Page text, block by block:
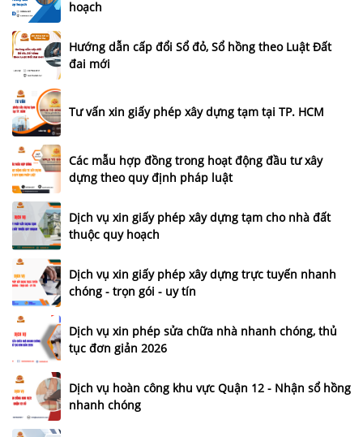
hoạch
Hướng dẫn cấp đổi Sổ đỏ, Sổ hồng theo Luật Đất
đai mới
Tư vấn xin giấy phép xây dựng tạm tại TP. HCM
Các mẫu hợp đồng trong hoạt động đầu tư xây
dựng theo quy định pháp luật
Dịch vụ xin giấy phép xây dựng tạm cho nhà đất
thuộc quy hoạch
Dịch vụ xin giấy phép xây dựng trực tuyến nhanh
chóng - trọn gói - uy tín
Dịch vụ xin phép sửa chữa nhà nhanh chóng, thủ
tục đơn giản 2026
Dịch vụ hoàn công khu vực Quận 12 - Nhận sổ hồng
nhanh chóng